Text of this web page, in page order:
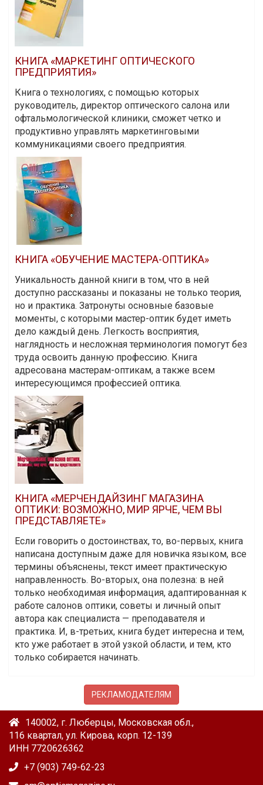
КНИГА «МАРКЕТИНГ ОПТИЧЕСКОГО
ПРЕДПРИЯТИЯ»
Книга о технологиях, с помощью которых
руководитель, директор оптического салона или
офтальмологической клиники, сможет четко и
продуктивно управлять маркетинговыми
коммуникациями своего предприятия.
КНИГА «ОБУЧЕНИЕ МАСТЕРА-ОПТИКА»
Уникальность данной книги в том, что в ней
доступно рассказаны и показаны не только теория,
но и практика. Затронуты основные базовые
моменты, с которыми мастер-оптик будет иметь
дело каждый день. Легкость восприятия,
наглядность и несложная терминология помогут без
труда освоить данную профессию. Книга
адресована мастерам-оптикам, а также всем
интересующимся профессией оптика.
КНИГА «МЕРЧЕНДАЙЗИНГ МАГАЗИНА
ОПТИКИ: ВОЗМОЖНО, МИР ЯРЧЕ, ЧЕМ ВЫ
ПРЕДСТАВЛЯЕТЕ»
Если говорить о достоинствах, то, во-первых, книга
написана доступным даже для новичка языком, все
термины объяснены, текст имеет практическую
направленность. Во-вторых, она полезна: в ней
только необходимая информация, адаптированная к
работе салонов оптики, советы и личный опыт
автора как специалиста — преподавателя и
практика. И, в-третьих, книга будет интересна и тем,
кто уже работает в этой узкой области, и тем, кто
только собирается начинать.
РЕКЛАМОДАТЕЛЯМ
140002, г. Люберцы, Московская обл.,
116 квартал, ул. Кирова, корп. 12-139
ИНН 7720626362
+7 (903) 749-62-23